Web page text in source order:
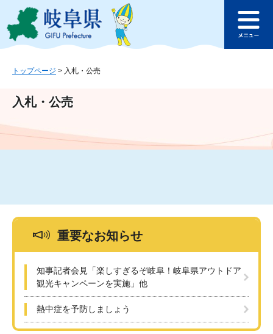
ジ
ュ
文
このページの本文へ
ュ
トップページ > 入札・公売
入札・公売
重要なお知らせ
知事記者会見「楽しすぎるぞ岐阜！岐阜県アウトドア
観光キャンペーンを実施」他
熱中症を予防しましょう